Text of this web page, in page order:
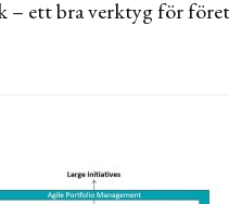
– ett bra verktyg för